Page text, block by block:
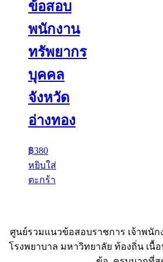
ข้อสอบ
พนักงาน
ทรัพยากร
บุคคล
จังหวัด
อ่างทอง
฿380
หยิบใส่
ตะกร้า
ศูนย์รวมแนวข้อสอบราชการ เจ้าพนัก
โรงพยาบาล มหาวิทยาลัย ท้องถิ่น เนื้